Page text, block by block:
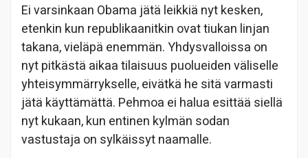
Ei varsinkaan Obama jätä leikkiä nyt kesken,
etenkin kun republikaanitkin ovat tiukan linjan
takana, vieläpä enemmän. Yhdysvalloissa on
nyt pitkästä aikaa tilaisuus puolueiden väliselle
yhteisymmärrykselle, eivätkä he sitä varmasti
jätä käyttämättä. Pehmoa ei halua esittää siellä
nyt kukaan, kun entinen kylmän sodan
vastustaja on sylkäissyt naamalle.